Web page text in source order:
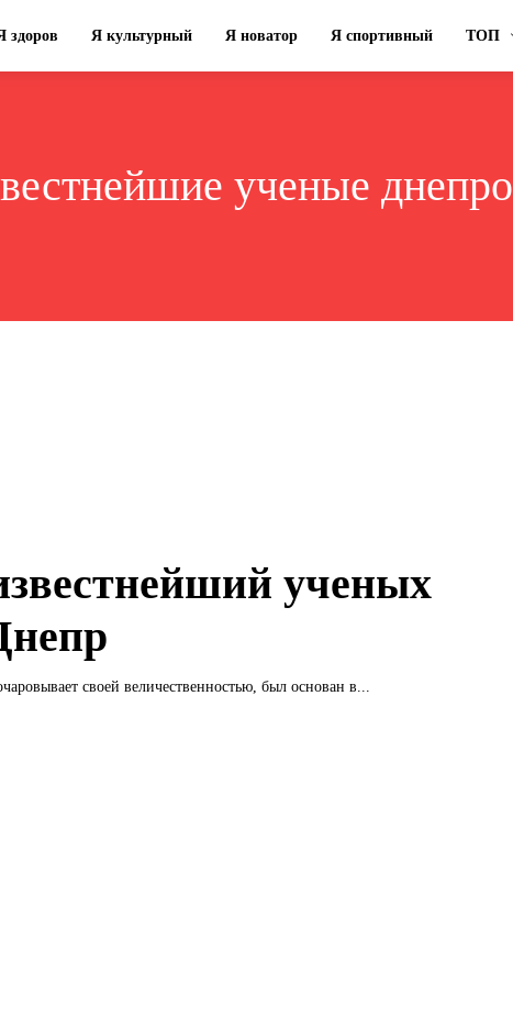
здоров Я культурный Я новатор Я спортивный ТОП
ученые днепро
ученых
своей величественностью, был основан в...